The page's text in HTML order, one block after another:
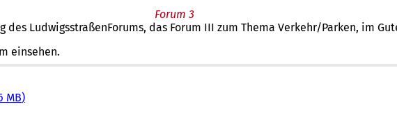
Forum 3
des LudwigsstraßenForums, das Forum III zum Thema Verkehr/Parken, im
einsehen.
MB